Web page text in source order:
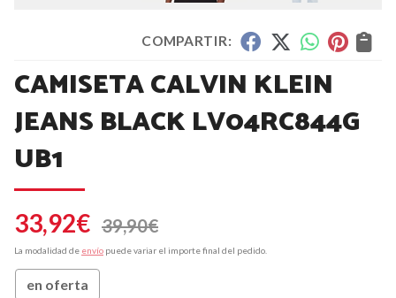
COMPARTIR:
CAMISETA CALVIN KLEIN
JEANS BLACK LV04RC844G
UB1
33,92€ 39,90€
La modalidad de envío puede variar el importe final del pedido.
en oferta